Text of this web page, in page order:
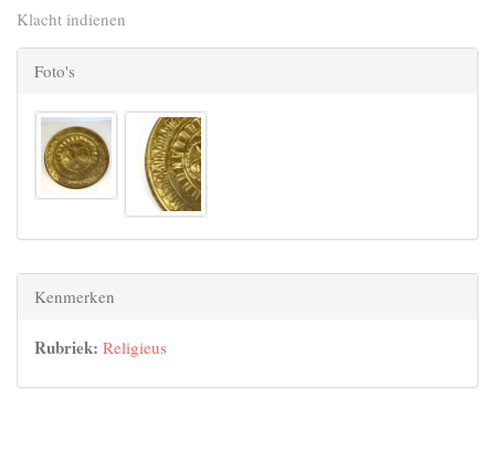
Klacht indienen
Foto's
Kenmerken
Rubriek: Religieus